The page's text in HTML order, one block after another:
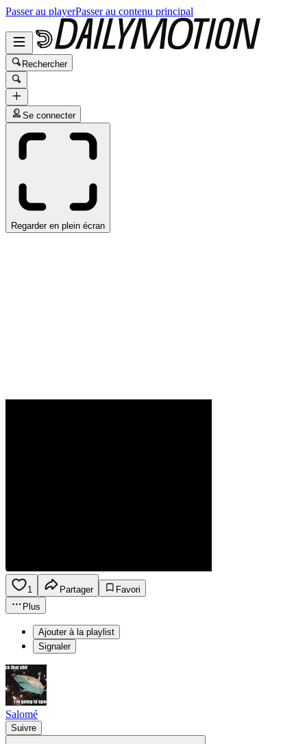
Passer au playerPasser au contenu principal
Rechercher
Se connecter
Regarder en plein écran
1 Partager
Favori
Plus
Ajouter à la playlist
Signaler
Salomé
Suivre